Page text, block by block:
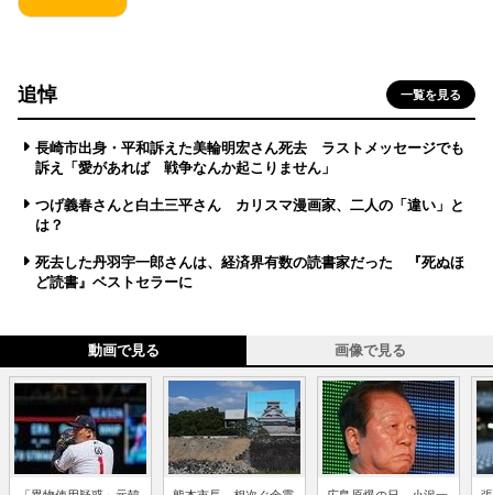
追悼 一覧を見る
長崎市出身・平和訴えた美輪明宏さん死去 ラストメッセージでも
訴え「愛があれば 戦争なんか起こりません」
つげ義春さんと白土三平さん カリスマ漫画家、二人の「違い」と
は？
死去した丹羽宇一郎さんは、経済界有数の読書家だった 『死ぬほ
ど読書』ベストセラーに
動画で見る 画像で見る